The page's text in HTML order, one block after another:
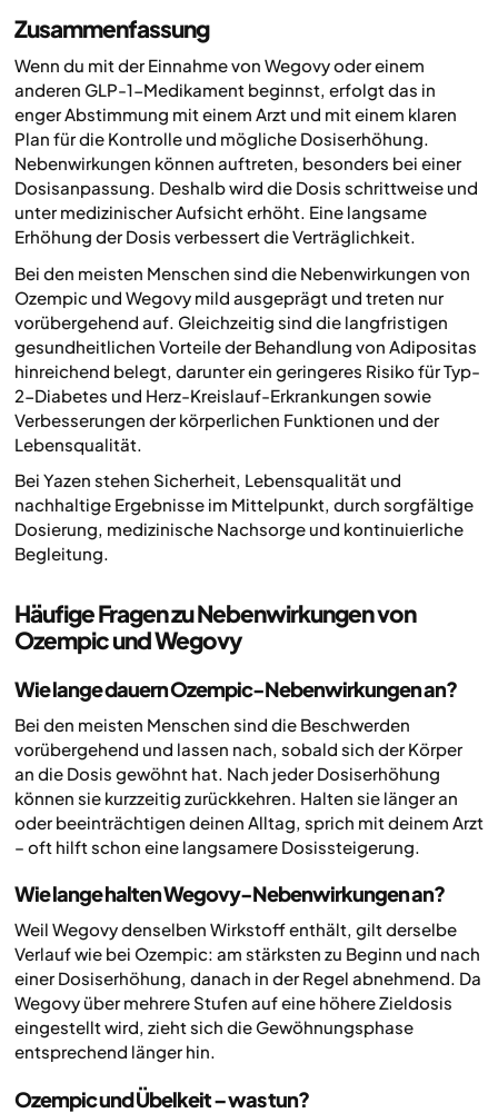
Zusammenfassung
Wenn du mit der Einnahme von Wegovy oder einem
anderen GLP-1-Medikament beginnst, erfolgt das in
enger Abstimmung mit einem Arzt und mit einem klaren
Plan für die Kontrolle und mögliche Dosiserhöhung.
Nebenwirkungen können auftreten, besonders bei einer
Dosisanpassung. Deshalb wird die Dosis schrittweise und
unter medizinischer Aufsicht erhöht. Eine langsame
Erhöhung der Dosis verbessert die Verträglichkeit.
Bei den meisten Menschen sind die Nebenwirkungen von
Ozempic und Wegovy mild ausgeprägt und treten nur
vorübergehend auf. Gleichzeitig sind die langfristigen
gesundheitlichen Vorteile der Behandlung von Adipositas
hinreichend belegt, darunter ein geringeres Risiko für Typ-
2-Diabetes und Herz-Kreislauf-Erkrankungen sowie
Verbesserungen der körperlichen Funktionen und der
Lebensqualität.
Bei Yazen stehen Sicherheit, Lebensqualität und
nachhaltige Ergebnisse im Mittelpunkt, durch sorgfältige
Dosierung, medizinische Nachsorge und kontinuierliche
Begleitung.
Häufige Fragen zu Nebenwirkungen von
Ozempic und Wegovy
Wie lange dauern Ozempic-Nebenwirkungen an?
Bei den meisten Menschen sind die Beschwerden
vorübergehend und lassen nach, sobald sich der Körper
an die Dosis gewöhnt hat. Nach jeder Dosiserhöhung
können sie kurzzeitig zurückkehren. Halten sie länger an
oder beeinträchtigen deinen Alltag, sprich mit deinem Arzt
– oft hilft schon eine langsamere Dosissteigerung.
Wie lange halten Wegovy-Nebenwirkungen an?
Weil Wegovy denselben Wirkstoff enthält, gilt derselbe
Verlauf wie bei Ozempic: am stärksten zu Beginn und nach
einer Dosiserhöhung, danach in der Regel abnehmend. Da
Wegovy über mehrere Stufen auf eine höhere Zieldosis
eingestellt wird, zieht sich die Gewöhnungsphase
entsprechend länger hin.
Ozempic und Übelkeit – was tun?